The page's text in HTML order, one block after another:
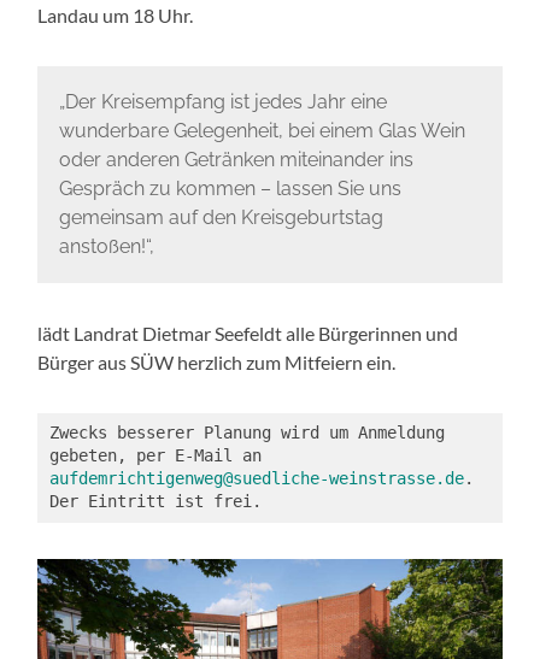
Landau um 18 Uhr.
„Der Kreisempfang ist jedes Jahr eine
wunderbare Gelegenheit, bei einem Glas Wein
oder anderen Getränken miteinander ins
Gespräch zu kommen – lassen Sie uns
gemeinsam auf den Kreisgeburtstag
anstoßen!“,
lädt Landrat Dietmar Seefeldt alle Bürgerinnen und
Bürger aus SÜW herzlich zum Mitfeiern ein.
Zwecks besserer Planung wird um Anmeldung
gebeten, per E-Mail an
aufdemrichtigenweg@suedliche-weinstrasse.de.
Der Eintritt ist frei.